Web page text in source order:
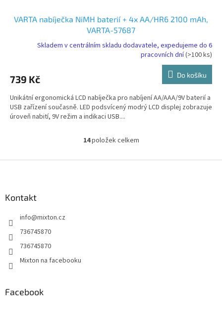
VARTA nabíječka NiMH baterií + 4x AA/HR6 2100 mAh,
VARTA-57687
Skladem v centrálním skladu dodavatele, expedujeme do 6
pracovních dní(>100 ks)
739 Kč Do košíku
Unikátní ergonomická LCD nabíječka pro nabíjení AA/AAA/9V baterií a
USB zařízení současně. LED podsvícený modrý LCD displej zobrazuje
úroveň nabití, 9V režim a indikaci USB....
O
l
14položek celkem
Kontakt
info@mixton.cz
736745870
736745870
Mixton na facebooku
Facebook